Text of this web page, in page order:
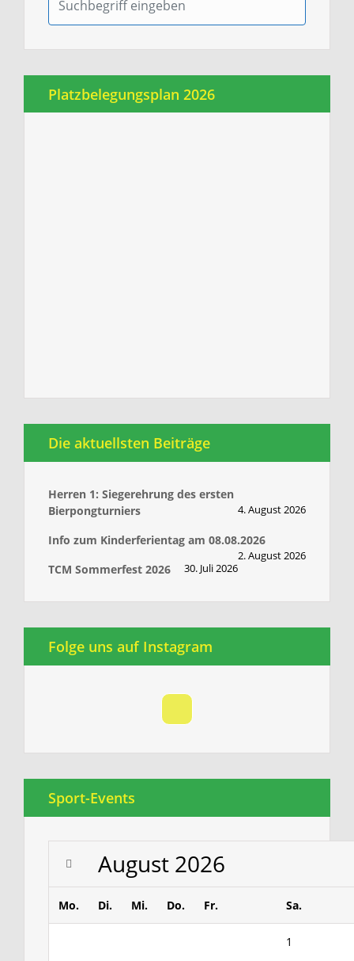
Platzbelegungsplan 2026
Die aktuellsten Beiträge
Herren 1: Siegerehrung des ersten
Bierpongturniers
4. August 2026
Info zum Kinderferientag am 08.08.2026
2. August 2026
TCM Sommerfest 2026 30. Juli 2026
Folge uns auf Instagram
Sport-Events
August 2026
Mo. Di. Mi. Do. Fr. Sa.
1